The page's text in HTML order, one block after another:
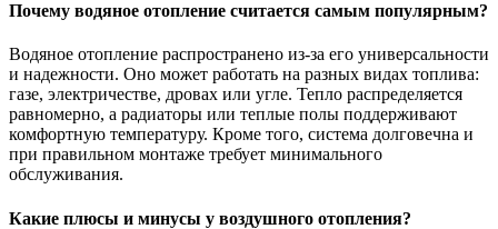
Почему водяное отопление считается самым популярным?
Водяное отопление распространено из-за его универсальности
и надежности. Оно может работать на разных видах топлива:
газе, электричестве, дровах или угле. Тепло распределяется
равномерно, а радиаторы или теплые полы поддерживают
комфортную температуру. Кроме того, система долговечна и
при правильном монтаже требует минимального
обслуживания.
Какие плюсы и минусы у воздушного отопления?